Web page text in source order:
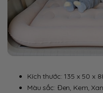
Kích thước: 135 x 50 x
Màu sắc: Đen, Kem,